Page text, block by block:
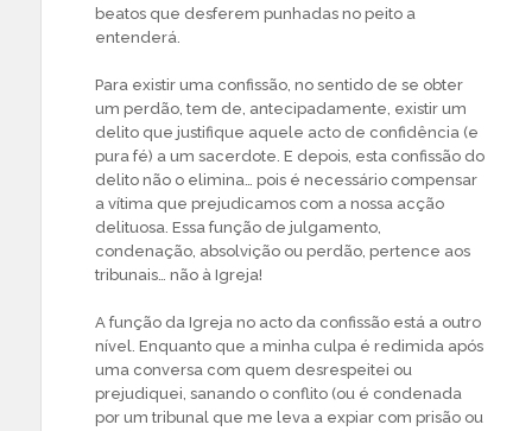
beatos que desferem punhadas no peito a
entenderá.
Para existir uma confissão, no sentido de se obter
um perdão, tem de, antecipadamente, existir um
delito que justifique aquele acto de confidência (e
pura fé) a um sacerdote. E depois, esta confissão do
delito não o elimina… pois é necessário compensar
a vítima que prejudicamos com a nossa acção
delituosa. Essa função de julgamento,
condenação, absolvição ou perdão, pertence aos
tribunais… não à Igreja!
A função da Igreja no acto da confissão está a outro
nível. Enquanto que a minha culpa é redimida após
uma conversa com quem desrespeitei ou
prejudiquei, sanando o conflito (ou é condenada
por um tribunal que me leva a expiar com prisão ou